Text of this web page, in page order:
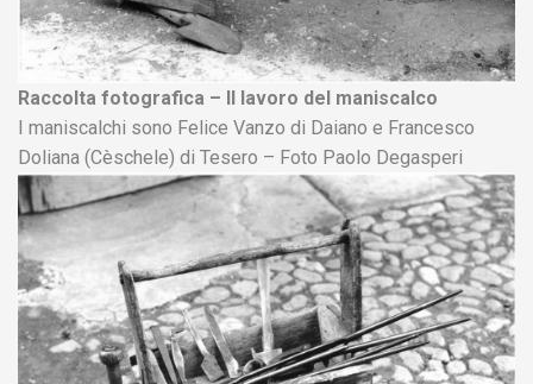
Raccolta fotografica – Il lavoro del maniscalco
I maniscalchi sono Felice Vanzo di Daiano e Francesco
Doliana (Cèschele) di Tesero – Foto Paolo Degasperi